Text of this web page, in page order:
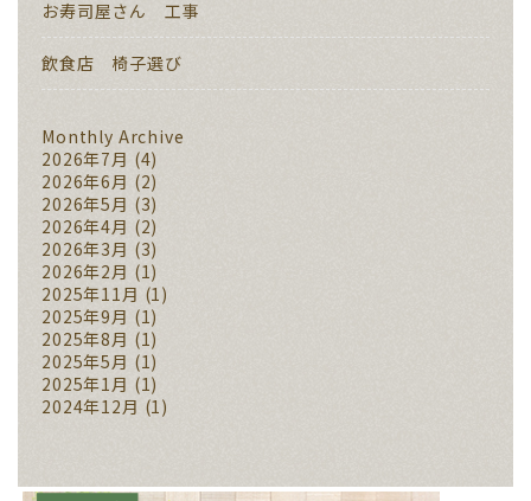
お寿司屋さん 工事
飲食店 椅子選び
Monthly Archive
2026年7月 (4)
2026年6月 (2)
2026年5月 (3)
2026年4月 (2)
2026年3月 (3)
2026年2月 (1)
2025年11月 (1)
2025年9月 (1)
2025年8月 (1)
2025年5月 (1)
2025年1月 (1)
2024年12月 (1)